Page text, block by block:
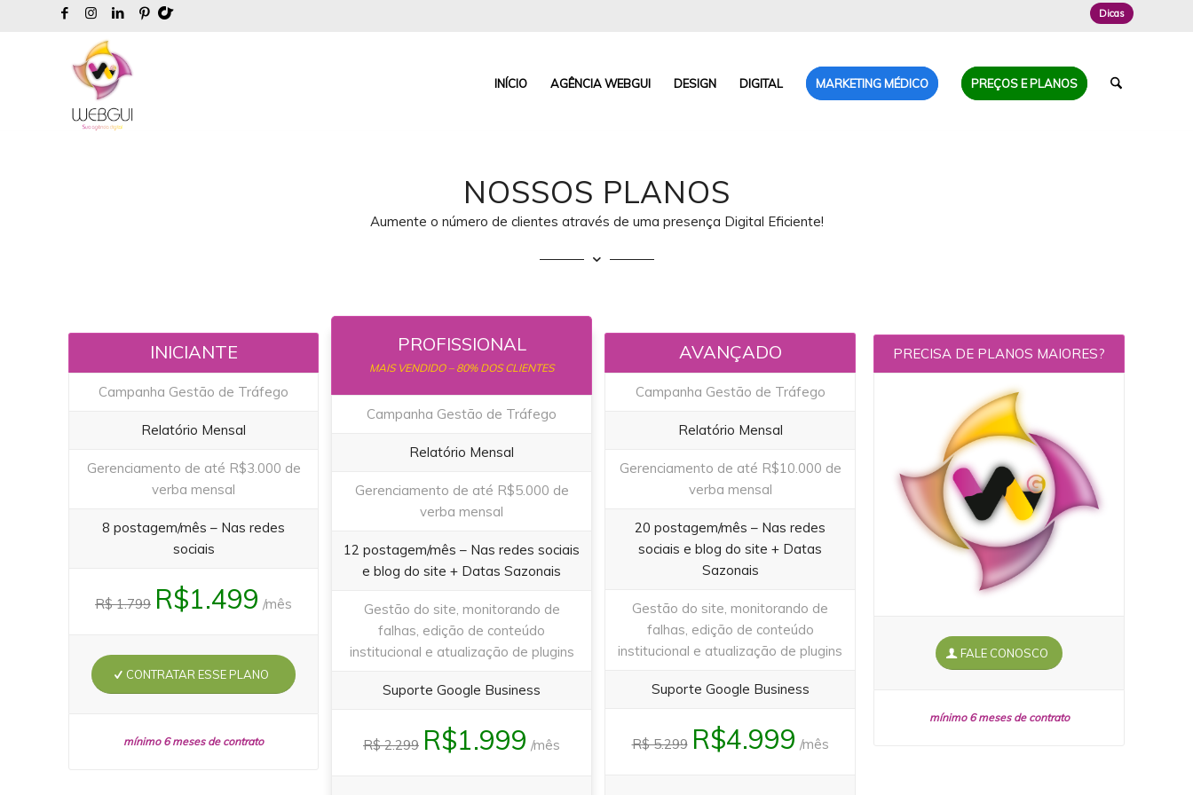
Dicas
INÍCIO AGÊNCIA WEBGUI DESIGN DIGITAL MARKETING MÉDICO PREÇOS E PLANOS
NOSSOS PLANOS
Aumente o número de clientes através de uma presença Digital Eficiente!
INICIANTE
Campanha Gestão de Tráfego
Relatório Mensal
Gerenciamento de até R$3.000 de
verba mensal
8 postagem/mês – Nas redes
sociais
R$ 1.799 R$1.499 /mês
CONTRATAR ESSE PLANO
mínimo 6 meses de contrato
PROFISSIONAL
MAIS VENDIDO – 80% DOS CLIENTES
Campanha Gestão de Tráfego
Relatório Mensal
Gerenciamento de até R$5.000 de
verba mensal
12 postagem/mês – Nas redes sociais
e blog do site + Datas Sazonais
Gestão do site, monitorando de
falhas, edição de conteúdo
institucional e atualização de plugins
Suporte Google Business
R$ 2.299 R$1.999 /mês
AVANÇADO
Campanha Gestão de Tráfego
Relatório Mensal
Gerenciamento de até R$10.000 de
verba mensal
20 postagem/mês – Nas redes
sociais e blog do site + Datas
Sazonais
Gestão do site, monitorando de
falhas, edição de conteúdo
institucional e atualização de plugins
Suporte Google Business
R$ 5.299 R$4.999 /mês
PRECISA DE PLANOS MAIORES?
FALE CONOSCO
mínimo 6 meses de contrato